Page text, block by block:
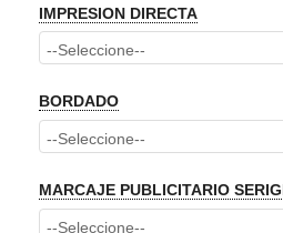
IMPRESION DIRECTA
BORDADO
MARCAJE PUBLICITARIO